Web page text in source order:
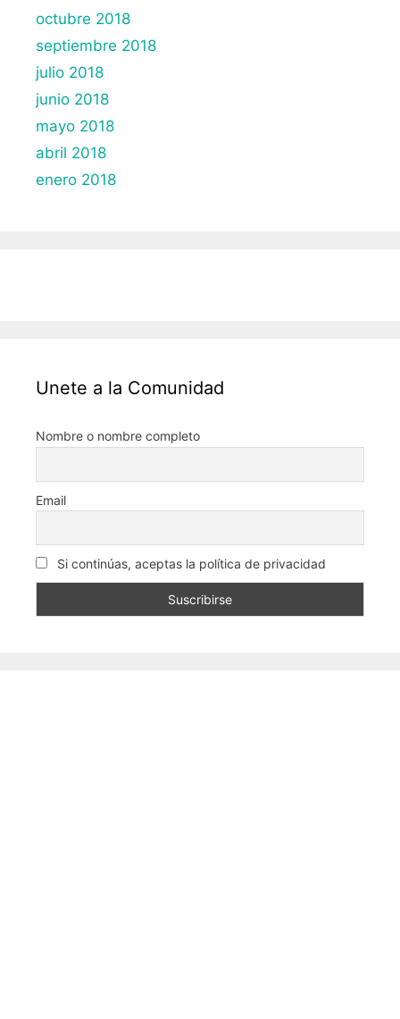
octubre 2018
septiembre 2018
julio 2018
junio 2018
mayo 2018
abril 2018
enero 2018
Unete a la Comunidad
Nombre o nombre completo
Email
Si continúas, aceptas la política de privacidad